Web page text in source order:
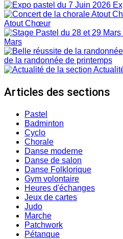
Atout Chœur
Mars
de la randonnée de printemps
Articles des sections
Pastel
Badminton
Cyclo
Chorale
Danse moderne
Danse de salon
Danse Folklorique
Gym volontaire
Heures d'échanges
Jeux de cartes
Judo
Marche
Patchwork
Pétanque